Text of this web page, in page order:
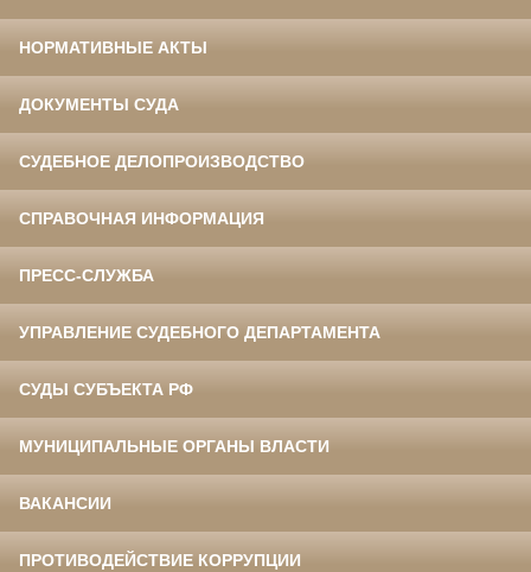
НОРМАТИВНЫЕ АКТЫ
ДОКУМЕНТЫ СУДА
СУДЕБНОЕ ДЕЛОПРОИЗВОДСТВО
СПРАВОЧНАЯ ИНФОРМАЦИЯ
ПРЕСС-СЛУЖБА
УПРАВЛЕНИЕ СУДЕБНОГО ДЕПАРТАМЕНТА
СУДЫ СУБЪЕКТА РФ
МУНИЦИПАЛЬНЫЕ ОРГАНЫ ВЛАСТИ
ВАКАНСИИ
ПРОТИВОДЕЙСТВИЕ КОРРУПЦИИ